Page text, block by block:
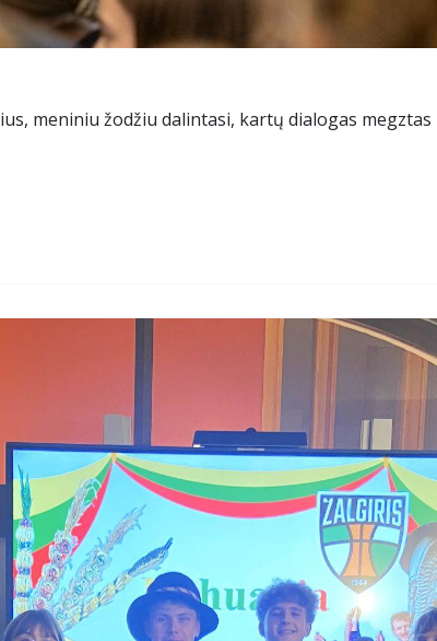
meniniu žodžiu dalintasi, kartų dialogas